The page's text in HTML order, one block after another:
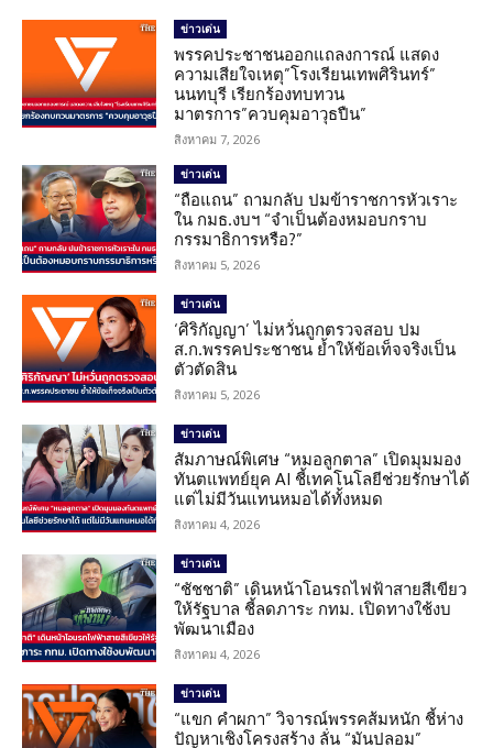
ข่าวเด่น
พรรคประชาชนออกแถลงการณ์ แสดง
ความเสียใจเหตุ”โรงเรียนเทพศิรินทร์”
นนทบุรี เรียกร้องทบทวน
มาตรการ”ควบคุมอาวุธปืน”
สิงหาคม 7, 2026
ข่าวเด่น
“ถือแถน” ถามกลับ ปมข้าราชการหัวเราะ
ใน กมธ.งบฯ “จำเป็นต้องหมอบกราบ
กรรมาธิการหรือ?”
สิงหาคม 5, 2026
ข่าวเด่น
‘ศิริกัญญา’ ไม่หวั่นถูกตรวจสอบ ปม
ส.ก.พรรคประชาชน ย้ำให้ข้อเท็จจริงเป็น
ตัวตัดสิน
สิงหาคม 5, 2026
ข่าวเด่น
สัมภาษณ์พิเศษ “หมอลูกตาล” เปิดมุมมอง
ทันตแพทย์ยุค AI ชี้เทคโนโลยีช่วยรักษาได้
แต่ไม่มีวันแทนหมอได้ทั้งหมด
สิงหาคม 4, 2026
ข่าวเด่น
“ชัชชาติ” เดินหน้าโอนรถไฟฟ้าสายสีเขียว
ให้รัฐบาล ชี้ลดภาระ กทม. เปิดทางใช้งบ
พัฒนาเมือง
สิงหาคม 4, 2026
ข่าวเด่น
“แขก คำผกา” วิจารณ์พรรคส้มหนัก ชี้ห่าง
ปัญหาเชิงโครงสร้าง ลั่น “มันปลอม”